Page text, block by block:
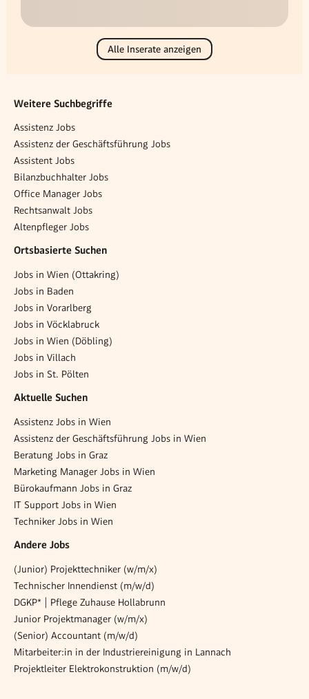
Alle Inserate anzeigen
Weitere Suchbegriffe
Assistenz Jobs
Assistenz der Geschäftsführung Jobs
Assistent Jobs
Bilanzbuchhalter Jobs
Office Manager Jobs
Rechtsanwalt Jobs
Altenpfleger Jobs
Ortsbasierte Suchen
Jobs in Wien (Ottakring)
Jobs in Baden
Jobs in Vorarlberg
Jobs in Vöcklabruck
Jobs in Wien (Döbling)
Jobs in Villach
Jobs in St. Pölten
Aktuelle Suchen
Assistenz Jobs in Wien
Assistenz der Geschäftsführung Jobs in Wien
Beratung Jobs in Graz
Marketing Manager Jobs in Wien
Bürokaufmann Jobs in Graz
IT Support Jobs in Wien
Techniker Jobs in Wien
Andere Jobs
(Junior) Projekttechniker (w/m/x)
Technischer Innendienst (m/w/d)
DGKP* | Pflege Zuhause Hollabrunn
Junior Projektmanager (w/m/x)
(Senior) Accountant (m/w/d)
Mitarbeiter:in in der Industriereinigung in Lannach
Projektleiter Elektrokonstruktion (m/w/d)